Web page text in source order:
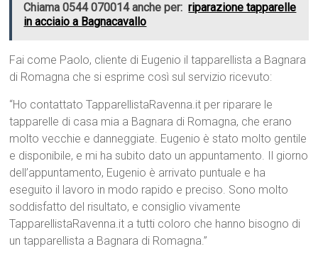
Chiama 0544 070014 anche per: riparazione tapparelle
in acciaio a Bagnacavallo
Fai come Paolo, cliente di Eugenio il tapparellista a Bagnara
di Romagna che si esprime così sul servizio ricevuto:
“Ho contattato TapparellistaRavenna.it per riparare le
tapparelle di casa mia a Bagnara di Romagna, che erano
molto vecchie e danneggiate. Eugenio è stato molto gentile
e disponibile, e mi ha subito dato un appuntamento. Il giorno
dell’appuntamento, Eugenio è arrivato puntuale e ha
eseguito il lavoro in modo rapido e preciso. Sono molto
soddisfatto del risultato, e consiglio vivamente
TapparellistaRavenna.it a tutti coloro che hanno bisogno di
un tapparellista a Bagnara di Romagna.”